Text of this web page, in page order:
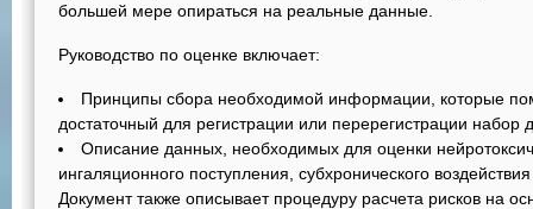
большей мере опираться на реальные данные.
Руководство по оценке включает:
Принципы сбора необходимой информации, которые
достаточный для регистрации или перерегистрации набор
Описание данных, необходимых для оценки
ингаляционного поступления, субхронического
Документ также описывает процедуру расчета рисков на